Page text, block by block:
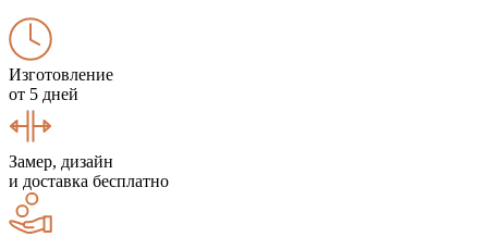
Изготовление
от 5 дней
Замер, дизайн
и доставка бесплатно